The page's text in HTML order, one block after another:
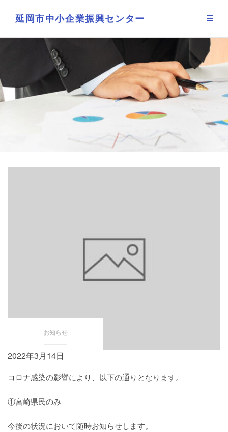
延岡市中小企業振興センター
お知らせ
2022年3月14日
コロナ感染の影響により、以下の通りとなります。
①宮崎県民のみ
今後の状況において随時お知らせします。